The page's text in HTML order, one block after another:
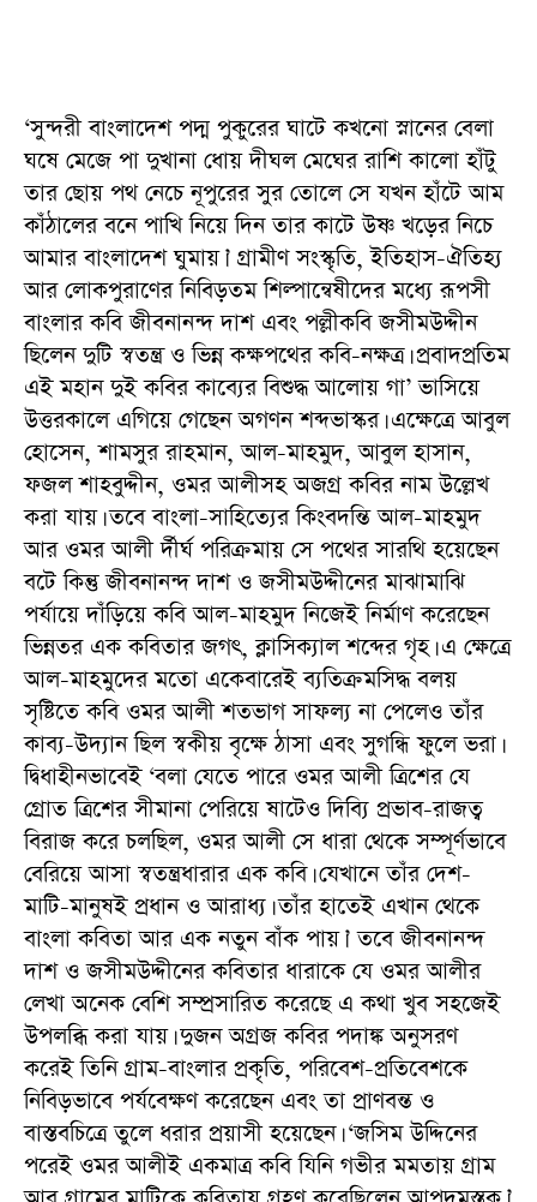
‘সুন্দরী বাংলাদেশ পদ্ম পুকুরের ঘাটে কখনো স্নানের বেলা
ঘষে মেজে পা দুখানা ধোয় দীঘল মেঘের রাশি কালো হাঁটু
তার ছোয় পথ নেচে নূপুরের সুর তোলে সে যখন হাঁটে আম
কাঁঠালের বনে পাখি নিয়ে দিন তার কাটে উষ্ণ খড়ের নিচে
আমার বাংলাদেশ ঘুমায়।’ গ্রামীণ সংস্কৃতি, ইতিহাস-ঐতিহ্য
আর লোকপুরাণের নিবিড়তম শিল্পান্বেষীদের মধ্যে রূপসী
বাংলার কবি জীবনানন্দ দাশ এবং পল্লীকবি জসীমউদ্দীন
ছিলেন দুটি স্বতন্ত্র ও ভিন্ন কক্ষপথের কবি-নক্ষত্র। প্রবাদপ্রতিম
এই মহান দুই কবির কাব্যের বিশুদ্ধ আলোয় গা’ ভাসিয়ে
উত্তরকালে এগিয়ে গেছেন অগণন শব্দভাস্কর। এক্ষেত্রে আবুল
হোসেন, শামসুর রাহমান, আল-মাহমুদ, আবুল হাসান,
ফজল শাহবুদ্দীন, ওমর আলীসহ অজগ্র কবির নাম উল্লেখ
করা যায়। তবে বাংলা-সাহিত্যের কিংবদন্তি আল-মাহমুদ
আর ওমর আলী র্দীর্ঘ পরিক্রমায় সে পথের সারথি হয়েছেন
বটে কিন্তু জীবনানন্দ দাশ ও জসীমউদ্দীনের মাঝামাঝি
পর্যায়ে দাঁড়িয়ে কবি আল-মাহমুদ নিজেই নির্মাণ করেছেন
ভিন্নতর এক কবিতার জগৎ, ক্লাসিক্যাল শব্দের গৃহ। এ ক্ষেত্রে
আল-মাহমুদের মতো একেবারেই ব্যতিক্রমসিদ্ধ বলয়
সৃষ্টিতে কবি ওমর আলী শতভাগ সাফল্য না পেলেও তাঁর
কাব্য-উদ্যান ছিল স্বকীয় বৃক্ষে ঠাসা এবং সুগন্ধি ফুলে ভরা।
দ্বিধাহীনভাবেই ‘বলা যেতে পারে ওমর আলী ত্রিশের যে
গ্রোত ত্রিশের সীমানা পেরিয়ে ষাটেও দিব্যি প্রভাব-রাজত্ব
বিরাজ করে চলছিল, ওমর আলী সে ধারা থেকে সম্পূর্ণভাবে
বেরিয়ে আসা স্বতন্ত্রধারার এক কবি। যেখানে তাঁর দেশ-
মাটি-মানুষই প্রধান ও আরাধ্য। তাঁর হাতেই এখান থেকে
বাংলা কবিতা আর এক নতুন বাঁক পায়।’ তবে জীবনানন্দ
দাশ ও জসীমউদ্দীনের কবিতার ধারাকে যে ওমর আলীর
লেখা অনেক বেশি সম্প্রসারিত করেছে এ কথা খুব সহজেই
উপলব্ধি করা যায়। দুজন অগ্রজ কবির পদাঙ্ক অনুসরণ
করেই তিনি গ্রাম-বাংলার প্রকৃতি, পরিবেশ-প্রতিবেশকে
নিবিড়ভাবে পর্যবেক্ষণ করেছেন এবং তা প্রাণবন্ত ও
বাস্তবচিত্রে তুলে ধরার প্রয়াসী হয়েছেন। ‘জসিম উদ্দিনের
পরেই ওমর আলীই একমাত্র কবি যিনি গভীর মমতায় গ্রাম